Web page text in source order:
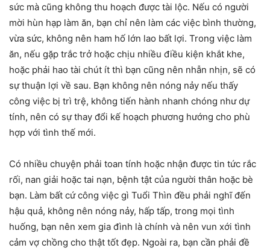
sức mà cũng không thu hoạch được tài lộc. Nếu có người
mời hùn hạp làm ăn, bạn chỉ nên làm các việc bình thường,
vừa sức, không nên ham hố lớn lao bất lợi. Trong việc làm
ăn, nếu gặp trắc trở hoặc chịu nhiều điều kiện khắt khe,
hoặc phải hao tài chút ít thì bạn cũng nên nhẫn nhịn, sẽ có
sự thuận lợi về sau. Bạn không nên nóng nảy nếu thấy
công việc bị trì trệ, không tiến hành nhanh chóng như dự
tính, nên có sự thay đổi kế hoạch phương hướng cho phù
hợp với tình thế mới.
Có nhiều chuyện phải toan tính hoặc nhận được tin tức rắc
rối, nan giải hoặc tai nạn, bệnh tật của người thân hoặc bè
bạn. Làm bất cứ công việc gì Tuổi Thìn đều phải nghĩ đến
hậu quả, không nên nóng nảy, hấp tấp, trong mọi tình
huống, bạn nên xem gia đình là chính và nên vun xới tình
cảm vợ chồng cho thật tốt đẹp. Ngoài ra, bạn cần phải đề